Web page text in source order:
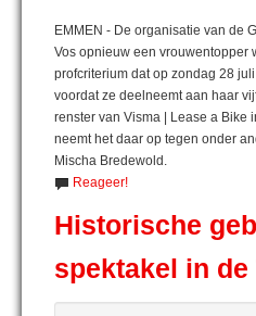
EMMEN - De organisatie van de
Vos opnieuw een vrouwentopper
profcriterium dat op zondag 28
voordat ze deelneemt aan haar
renster van Visma | Lease a Bike
neemt het daar op tegen onder
Mischa Bredewold.
Reageer!
Historische
spektakel in de